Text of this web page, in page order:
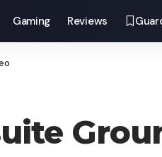
Gaming Reviews